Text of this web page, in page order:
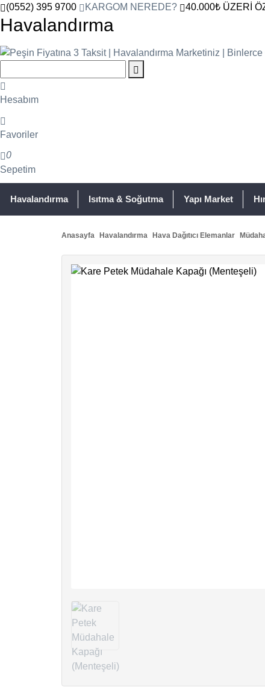
(0552) 395 9700 KARGOM NEREDE? 40.000₺ ÜZERİ
Havalandırma
Hesabım
Favoriler
0
Sepetim
Havalandırma Isıtma & Soğutma Yapı Market
Anasayfa Havalandırma Hava Dağıtıcı Elemanlar